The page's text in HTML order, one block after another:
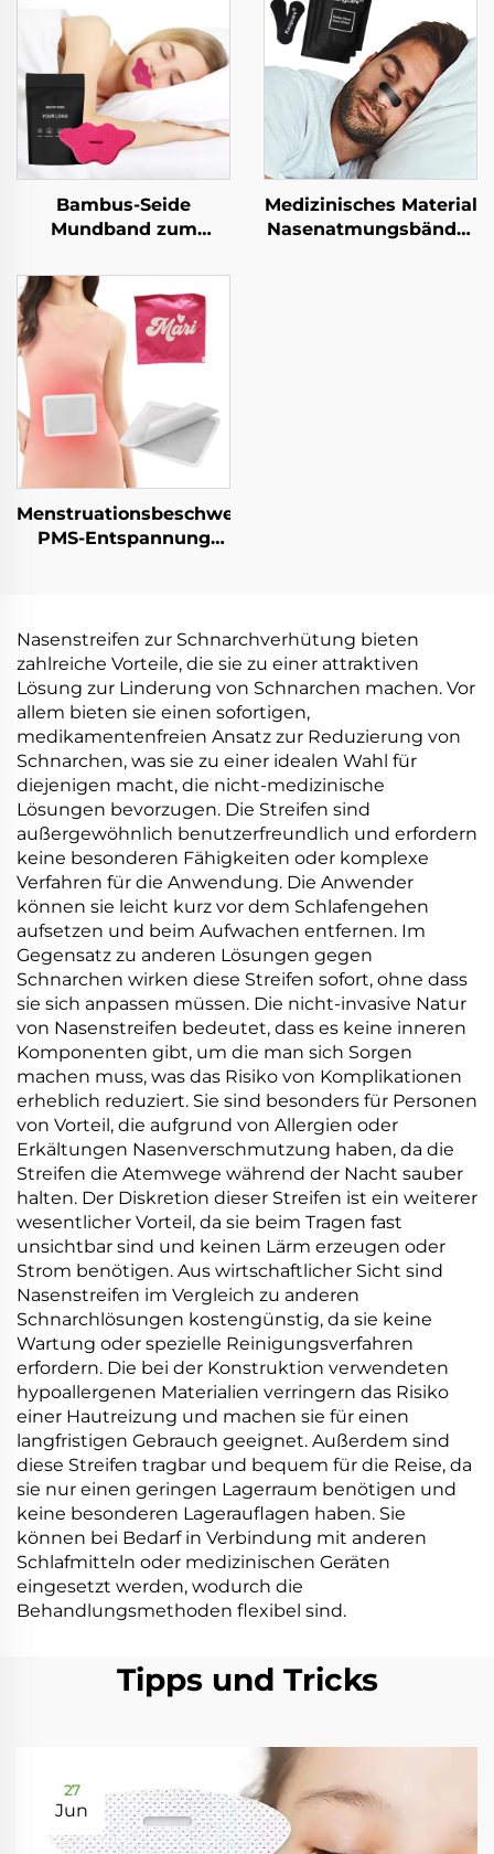
Bambus-Seide
Mundband zum
Nasenatmung niedlich
Lippenband zum
Schlafen
Medizinisches Material
Nasenatmungsbänder
Menstruationsbeschwerden
PMS-Entspannung
Entspannungs-
Pflaster
Nasenstreifen zur Schnarchverhütung bieten
zahlreiche Vorteile, die sie zu einer attraktiven
Lösung zur Linderung von Schnarchen machen. Vor
allem bieten sie einen sofortigen,
medikamentenfreien Ansatz zur Reduzierung von
Schnarchen, was sie zu einer idealen Wahl für
diejenigen macht, die nicht-medizinische
Lösungen bevorzugen. Die Streifen sind
außergewöhnlich benutzerfreundlich und erfordern
keine besonderen Fähigkeiten oder komplexe
Verfahren für die Anwendung. Die Anwender
können sie leicht kurz vor dem Schlafengehen
aufsetzen und beim Aufwachen entfernen. Im
Gegensatz zu anderen Lösungen gegen
Schnarchen wirken diese Streifen sofort, ohne dass
sie sich anpassen müssen. Die nicht-invasive Natur
von Nasenstreifen bedeutet, dass es keine inneren
Komponenten gibt, um die man sich Sorgen
machen muss, was das Risiko von Komplikationen
erheblich reduziert. Sie sind besonders für Personen
von Vorteil, die aufgrund von Allergien oder
Erkältungen Nasenverschmutzung haben, da die
Streifen die Atemwege während der Nacht sauber
halten. Der Diskretion dieser Streifen ist ein weiterer
wesentlicher Vorteil, da sie beim Tragen fast
unsichtbar sind und keinen Lärm erzeugen oder
Strom benötigen. Aus wirtschaftlicher Sicht sind
Nasenstreifen im Vergleich zu anderen
Schnarchlösungen kostengünstig, da sie keine
Wartung oder spezielle Reinigungsverfahren
erfordern. Die bei der Konstruktion verwendeten
hypoallergenen Materialien verringern das Risiko
einer Hautreizung und machen sie für einen
langfristigen Gebrauch geeignet. Außerdem sind
diese Streifen tragbar und bequem für die Reise, da
sie nur einen geringen Lagerraum benötigen und
keine besonderen Lagerauflagen haben. Sie
können bei Bedarf in Verbindung mit anderen
Schlafmitteln oder medizinischen Geräten
eingesetzt werden, wodurch die
Behandlungsmethoden flexibel sind.
Tipps und Tricks
27
Jun